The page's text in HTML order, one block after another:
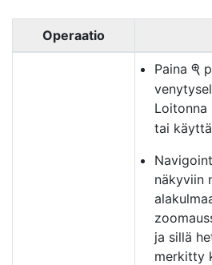
Operaatio
Paina X
Loitonna
tai
näkyviin
ja sillä
merkitty